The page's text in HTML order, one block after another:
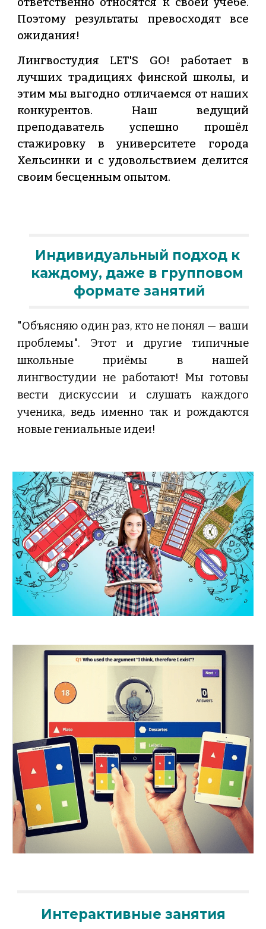
Поэтому результаты превосходят все
ожидания!
Лингвостудия LET'S GO! работает в
лучших традициях финской школы, и
этим мы выгодно отличаемся от наших
конкурентов. Наш ведущий
преподаватель успешно прошёл
стажировку в университете города
Хельсинки и с удовольствием делится
своим бесценным опытом.
Индивидуальный подход к
каждому, даже в групповом
формате занятий
"Объясняю один раз, кто не понял — ваши
проблемы". Этот и другие типичные
школьные приёмы в нашей
лингвостудии не работают! Мы готовы
вести дискуссии и слушать каждого
ученика, ведь именно так и рождаются
новые гениальные идеи!
Интерактивные занятия